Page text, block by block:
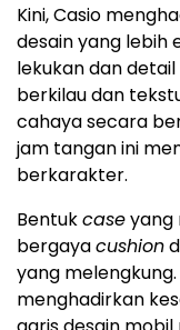
Kini, Casio
desain yang lebih
lekukan dan
berkilau dan
cahaya secara
jam tangan ini
berkarakter.
Bentukcaseyang
bergayacushion
yang
menghadirkan